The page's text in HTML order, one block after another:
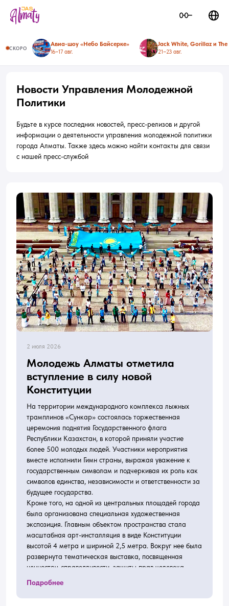
СКОРО
Авиа-шоу «Небо Байсерке»
16–17 авг. 21–23 авг.
Новости Управления Молодежной
Политики
Будьте в курсе последних новостей, пресс-релизов и другой
информации о деятельности управления молодежной политики
города Алматы. Также здесь можно найти контакты для связи
с нашей пресс-службой
2 июля 2026
Молодежь Алматы отметила
вступление в силу новой
Конституции
На территории международного комплекса лыжных
трамплинов «Сункар» состоялась торжественная
церемония поднятия Государственного флага
Республики Казахстан, в которой приняли участие
более 500 молодых людей. Участники мероприятия
вместе исполнили Гимн страны, выражая уважение к
государственным символам и подчеркивая их роль как
символов единства, независимости и ответственности за
будущее государства.
Кроме того, на одной из центральных площадей города
была организована специальная художественная
экспозиция. Главным объектом пространства стала
масштабная арт-инсталляция в виде Конституции
высотой 4 метра и шириной 2,5 метра. Вокруг нее была
развернута тематическая выставка, посвященная
ценностям справедливости, защиты прав человека,
верховенства закона и гражданского единства.
Площадка стала пространством для общественного
диалога, позволив молодежи и жителям города
Подробнее